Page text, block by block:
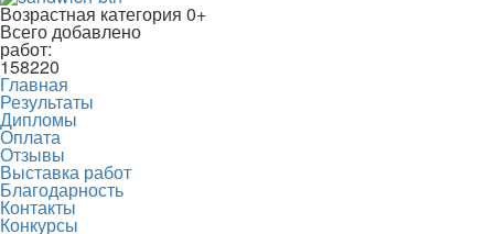
Возрастная категория 0+
Всего добавлено
работ:
158220
Главная
Результаты
Дипломы
Оплата
Отзывы
Выставка работ
Благодарность
Контакты
Конкурсы